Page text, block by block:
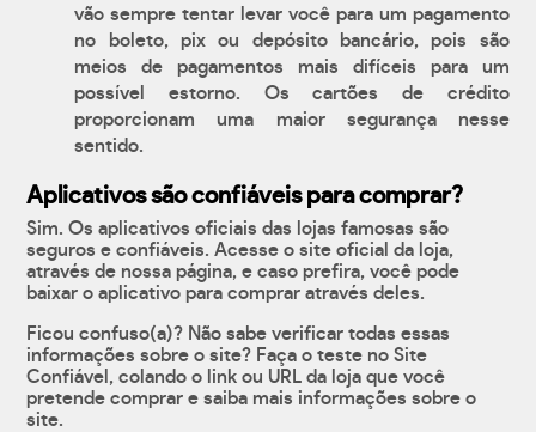
vão sempre tentar levar você para um pagamento
no boleto, pix ou depósito bancário, pois são
meios de pagamentos mais difíceis para um
possível estorno. Os cartões de crédito
proporcionam uma maior segurança nesse
sentido.
Aplicativos são confiáveis para comprar?
Sim. Os aplicativos oficiais das lojas famosas são
seguros e confiáveis. Acesse o site oficial da loja,
através de nossa página, e caso prefira, você pode
baixar o aplicativo para comprar através deles.
Ficou confuso(a)? Não sabe verificar todas essas
informações sobre o site? Faça o teste no Site
Confiável, colando o link ou URL da loja que você
pretende comprar e saiba mais informações sobre o
site.